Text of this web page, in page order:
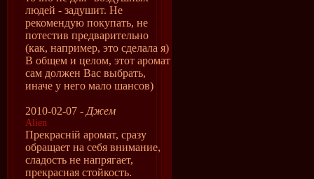
людей - задушит. Не
рекомендую покупать, не
потестив предварительно
(как, например, это сделала я)
В общем и целом, этот аромат
сам должен Вас выбрать,
иначе у него мало шансов)
2010-02-07 - Джем
Alien
Прекрасній аромат, сразу
обращает на себя внимание,
сладость не напрягает,
прекрасная стойкость.